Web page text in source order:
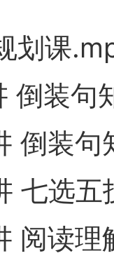
划课
倒装
倒装
七选
阅读